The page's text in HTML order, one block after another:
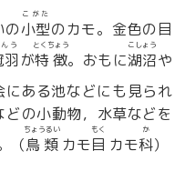
の小型
こがた
のカモ。金色の目
羽
う
が特徴
とくちょう
。おもに湖沼
こしょう
や
ある池などにも見られ
の小動物，水草などを
（鳥類
ちょうるい
カモ目
もく
カモ科
か
）